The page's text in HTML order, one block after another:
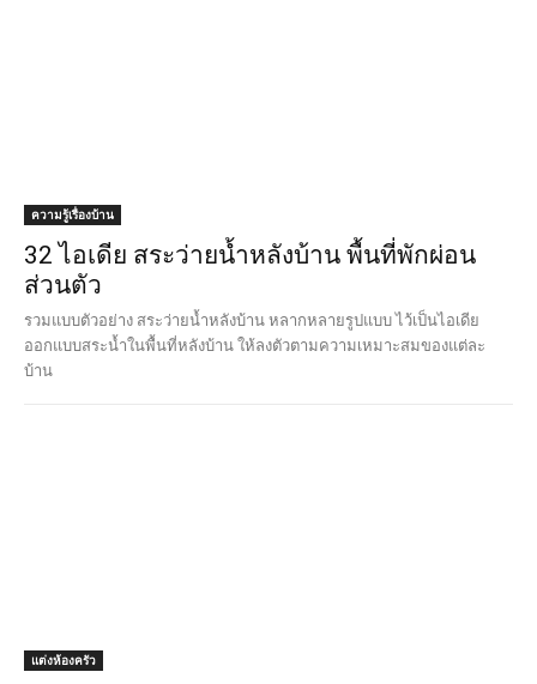
ความรู้เรื่องบ้าน
32 ไอเดีย สระว่ายน้ำหลังบ้าน พื้นที่พักผ่อน
ส่วนตัว
รวมแบบตัวอย่าง สระว่ายน้ำหลังบ้าน หลากหลายรูปแบบ ไว้เป็นไอเดีย
ออกแบบสระน้ำในพื้นที่หลังบ้าน ให้ลงตัวตามความเหมาะสมของแต่ละ
บ้าน
แต่งห้องครัว